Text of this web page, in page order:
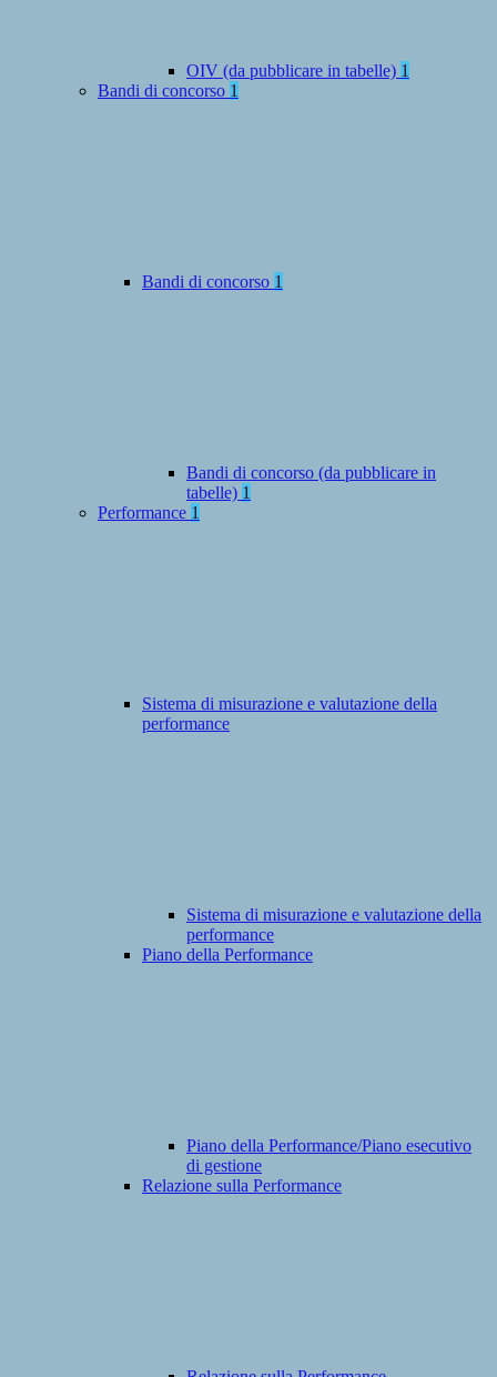
OIV (da pubblicare in tabelle) 1
Bandi di concorso 1
Bandi di concorso 1
Bandi di concorso (da pubblicare in
tabelle) 1
Performance 1
Sistema di misurazione e valutazione della
performance
Sistema di misurazione e valutazione della
performance
Piano della Performance
Piano della Performance/Piano esecutivo
di gestione
Relazione sulla Performance